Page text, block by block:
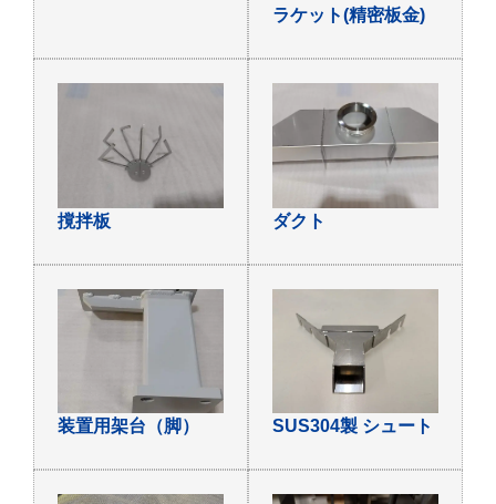
ラケット(精密板金)
撹拌板 ダクト
装置用架台（脚） SUS304製 シュート